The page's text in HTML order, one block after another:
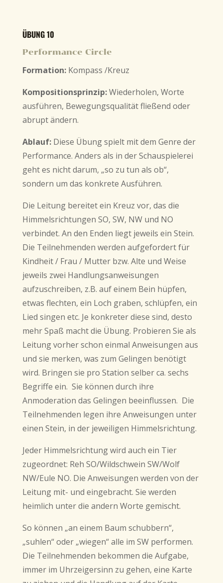
ÜBUNG 10
Performance Circle
Formation:Kompass /Kreuz
Kompositionsprinzip:Wiederholen, Worte
ausführen, Bewegungsqualität fließend oder
abrupt ändern.
Ablauf:Diese Übung spielt mit dem Genre der
Performance. Anders als in der Schauspielerei
geht es nicht darum, „so zu tun als ob“,
sondern um das konkrete Ausführen.
Die Leitung bereitet ein Kreuz vor, das die
Himmelsrichtungen SO, SW, NW und NO
verbindet. An den Enden liegt jeweils ein Stein.
Die Teilnehmenden werden aufgefordert für
Kindheit / Frau / Mutter bzw. Alte und Weise
jeweils zwei Handlungsanweisungen
aufzuschreiben, z.B. auf einem Bein hüpfen,
etwas flechten, ein Loch graben, schlüpfen, ein
Lied singen etc. Je konkreter diese sind, desto
mehr Spaß macht die Übung. Probieren Sie als
Leitung vorher schon einmal Anweisungen aus
und sie merken, was zum Gelingen benötigt
wird. Bringen sie pro Station selber ca. sechs
Begriffe ein. Sie können durch ihre
Anmoderation das Gelingen beeinflussen. Die
Teilnehmenden legen ihre Anweisungen unter
einen Stein, in der jeweiligen Himmelsrichtung.
Jeder Himmelsrichtung wird auch ein Tier
zugeordnet: Reh SO/Wildschwein SW/Wolf
NW/Eule NO. Die Anweisungen werden von der
Leitung mit- und eingebracht. Sie werden
heimlich unter die andern Worte gemischt.
So können „an einem Baum schubbern“,
„suhlen“ oder „wiegen“ alle im SW performen.
Die Teilnehmenden bekommen die Aufgabe,
immer im Uhrzeigersinn zu gehen, eine Karte